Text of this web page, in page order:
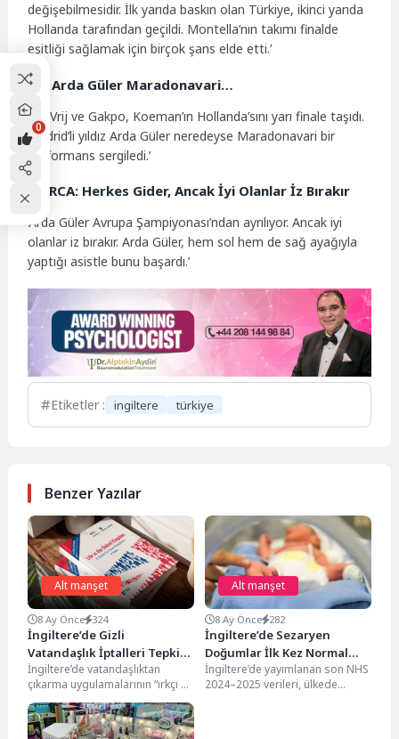
değişebilmesidir. İlk yarıda baskın olan Türkiye, ikinci yarıda
Hollanda tarafından geçildi. Montella’nın takımı finalde
eşitliği sağlamak için birçok şans elde etti.’
AS: Arda Güler Maradonavari…
‘De Vrij ve Gakpo, Koeman’ın Hollanda’sını yarı finale taşıdı.
Madrid’li yıldız Arda Güler neredeyse Maradonavari bir
performans sergiledi.’
MARCA: Herkes Gider, Ancak İyi Olanlar İz Bırakır
‘Arda Güler Avrupa Şampiyonası’ndan ayrılıyor. Ancak iyi
olanlar iz bırakır. Arda Güler, hem sol hem de sağ ayağıyla
yaptığı asistle bunu başardı.’
Etiketler : ingiltere türkiye
Benzer Yazılar
Alt manşet
8 Ay Önce 324
İngiltere’de Gizli
Vatandaşlık İptalleri Tepki
Çekiyor
İngiltere’de vatandaşlıktan
çıkarma uygulamalarının “ırkçı ve
iki aşamalı bir sistem”
yarattığına dair çarpıcı bulgular
kamuoyuna...
Alt manşet
8 Ay Önce 282
İngiltere’de Sezaryen
Doğumlar İlk Kez Normal
Doğumları Geride Bıraktı
İngiltere’de yayımlanan son NHS
2024–2025 verileri, ülkede
0